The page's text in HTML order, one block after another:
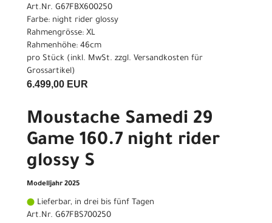
Art.Nr. G67FBX600250
Farbe: night rider glossy
Rahmengrösse: XL
Rahmenhöhe: 46cm
pro Stück (inkl. MwSt. zzgl. Versandkosten für
Grossartikel)
6.499,00 EUR
Moustache Samedi 29
Game 160.7 night rider
glossy S
Modelljahr 2025
Lieferbar, in drei bis fünf Tagen
Art.Nr. G67FBS700250